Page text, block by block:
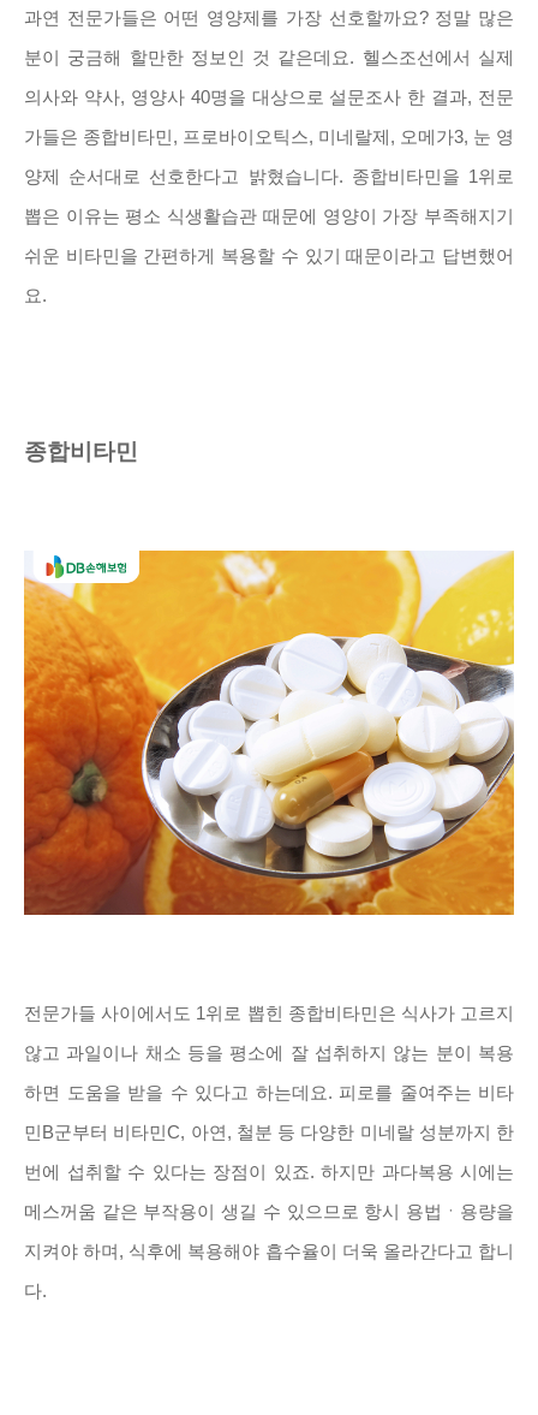
과연 전문가들은 어떤 영양제를 가장 선호할까요? 정말 많은
분이 궁금해 할만한 정보인 것 같은데요. 헬스조선에서 실제
의사와 약사, 영양사 40명을 대상으로 설문조사 한 결과, 전문
가들은 종합비타민, 프로바이오틱스, 미네랄제, 오메가3, 눈 영
양제 순서대로 선호한다고 밝혔습니다. 종합비타민을 1위로
뽑은 이유는 평소 식생활습관 때문에 영양이 가장 부족해지기
쉬운 비타민을 간편하게 복용할 수 있기 때문이라고 답변했어
요.
종합비타민
전문가들 사이에서도 1위로 뽑힌 종합비타민은 식사가 고르지
않고 과일이나 채소 등을 평소에 잘 섭취하지 않는 분이 복용
하면 도움을 받을 수 있다고 하는데요. 피로를 줄여주는 비타
민B군부터 비타민C, 아연, 철분 등 다양한 미네랄 성분까지 한
번에 섭취할 수 있다는 장점이 있죠. 하지만 과다복용 시에는
메스꺼움 같은 부작용이 생길 수 있으므로 항시 용법ㆍ용량을
지켜야 하며, 식후에 복용해야 흡수율이 더욱 올라간다고 합니
다.